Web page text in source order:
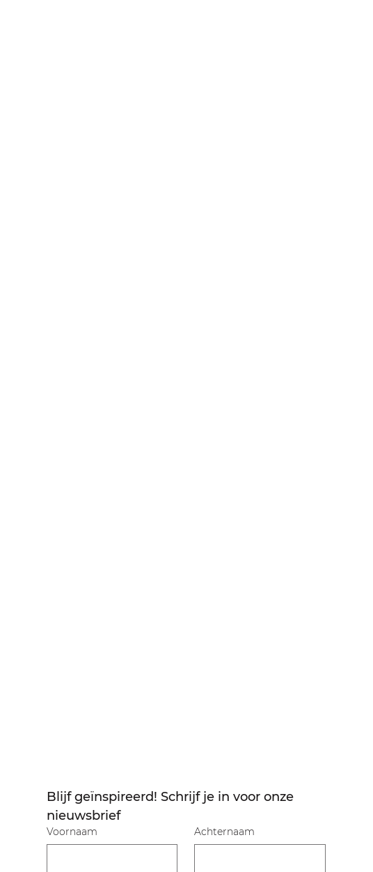
Blijf geïnspireerd! Schrijf je in voor onze
nieuwsbrief
Voornaam Achternaam